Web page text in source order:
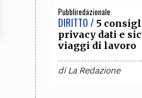
Pubbliredazionale
DIRITTO / 5
privacy dati e
viaggi di lavoro
diLa Redazione